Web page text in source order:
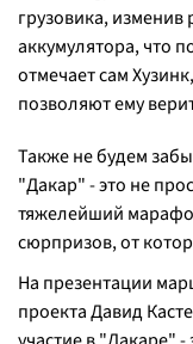
грузовика,
аккумулятора, что
отмечает сам
позволяют ему
Также не будем
"Дакар" - это не
тяжелейший
сюрпризов, от
На презентации
проекта Давид